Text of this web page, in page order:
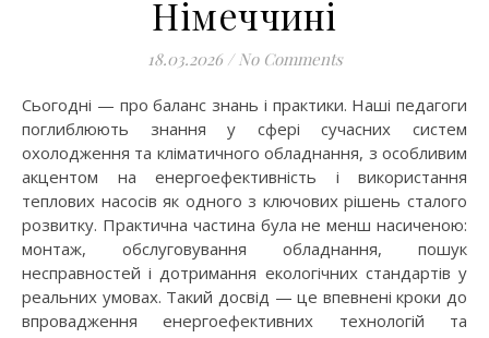
Німеччині
18.03.2026 / No Comments
Сьогодні — про баланс знань і практики. Наші педагоги
поглиблюють знання у сфері сучасних систем
охолодження та кліматичного обладнання, з особливим
акцентом на енергоефективність і використання
теплових насосів як одного з ключових рішень сталого
розвитку. Практична частина була не менш насиченою:
монтаж, обслуговування обладнання, пошук
несправностей і дотримання екологічних стандартів у
реальних умовах. Такий досвід — це впевнені кроки до
впровадження енергоефективних технологій та